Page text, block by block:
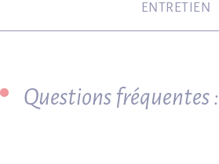
ENTRETIEN
Questions fréquentes :